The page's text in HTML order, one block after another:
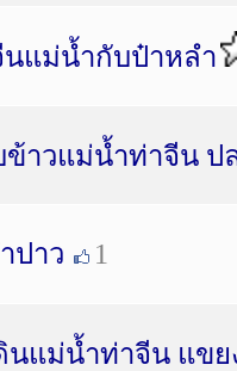
แม่น้ำกับป๋าหลำ
าวแม่น้ำท่าจีน ป
ปาว 1
แม่น้ำท่าจีน แขย